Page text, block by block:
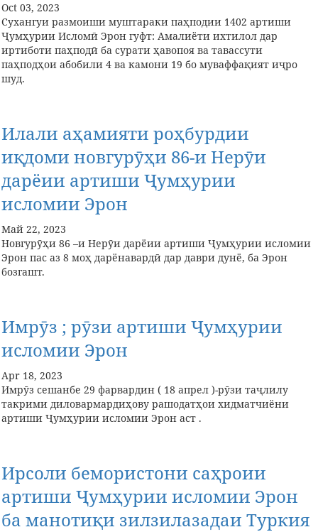
Oct 03, 2023
Сухангуи размоиши муштараки паҳподии 1402 артиши
Ҷумҳурии Исломӣ Эрон гуфт: Амалиёти ихтилол дар
иртиботи паҳподӣ ба сурати ҳавопоя ва тавассути
паҳподҳои абобили 4 ва камони 19 бо муваффақият иҷро
шуд.
Илали аҳамияти роҳбурдии
иқдоми новгурӯҳи 86-и Нерӯи
дарёии артиши Ҷумҳурии
исломии Эрон
Май 22, 2023
Новгурӯҳи 86 –и Нерӯи дарёии артиши Ҷумҳурии исломии
Эрон пас аз 8 моҳ дарёнавардӣ дар даври дунё, ба Эрон
бозгашт.
Имрӯз ; рӯзи артиши Ҷумҳурии
исломии Эрон
Apr 18, 2023
Имрӯз сешанбе 29 фарвардин ( 18 апрел )-рӯзи таҷлилу
такрими диловармардиҳову рашодатҳои хидматчиёни
артиши Ҷумҳурии исломии Эрон аст .
Ирсоли бемористони саҳроии
артиши Ҷумҳурии исломии Эрон
ба манотиқи зилзилазадаи Туркия